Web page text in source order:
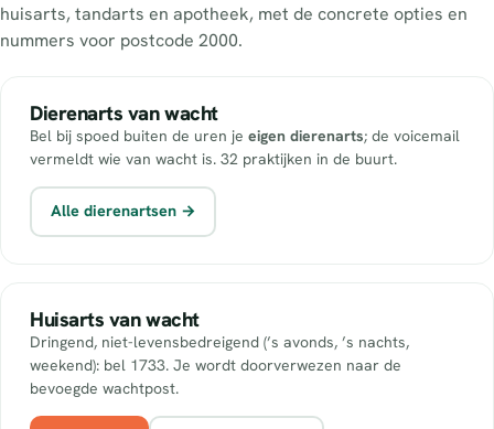
huisarts, tandarts en apotheek, met de concrete opties en
nummers voor postcode 2000.
Dierenarts van wacht
Bel bij spoed buiten de uren je eigen dierenarts; de voicemail
vermeldt wie van wacht is. 32 praktijken in de buurt.
Alle dierenartsen →
Huisarts van wacht
Dringend, niet-levensbedreigend (’s avonds, ’s nachts,
weekend): bel 1733. Je wordt doorverwezen naar de
bevoegde wachtpost.